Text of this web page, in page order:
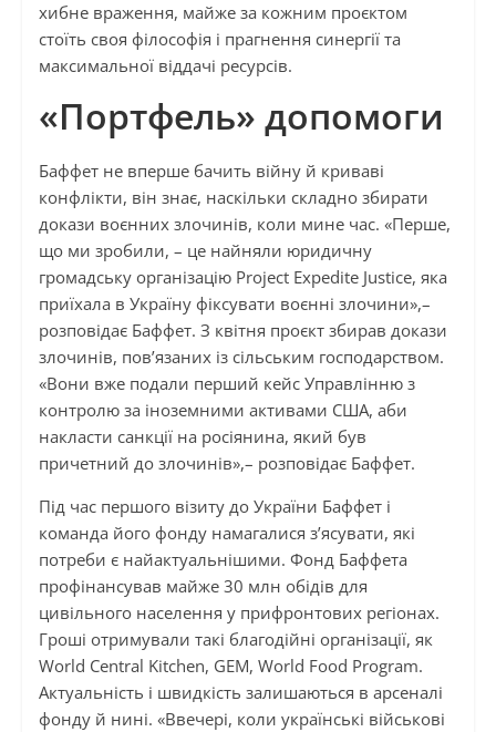
хибне враження, майже за кожним проєктом
стоїть своя філософія і прагнення синергії та
максимальної віддачі ресурсів.
«Портфель» допомоги
Баффет не вперше бачить війну й криваві
конфлікти, він знає, наскільки складно збирати
докази воєнних злочинів, коли мине час. «Перше,
що ми зробили, – це найняли юридичну
громадську організацію Project Expedite Justice, яка
приїхала в Україну фіксувати воєнні злочини»,–
розповідає Баффет. З квітня проєкт збирав докази
злочинів, пов’язаних із сільським господарством.
«Вони вже подали перший кейс Управлінню з
контролю за іноземними активами США, аби
накласти санкції на росіянина, який був
причетний до злочинів»,– розповідає Баффет.
Під час першого візиту до України Баффет і
команда його фонду намагалися з’ясувати, які
потреби є найактуальнішими. Фонд Баффета
профінансував майже 30 млн обідів для
цивільного населення у прифронтових регіонах.
Гроші отримували такі благодійні організації, як
World Central Kitchen, GEM, World Food Program.
Актуальність і швидкість залишаються в арсеналі
фонду й нині. «Ввечері, коли українські військові